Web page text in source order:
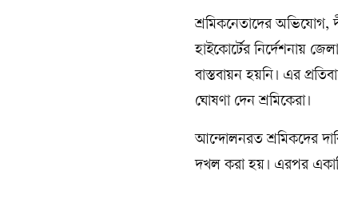
শ্রমিকনেতাদের অভিযোগ,
হাইকোর্টের নির্দেশনায়
বাস্তবায়ন হয়নি। এর
ঘোষণা দেন শ্রমিকেরা।
আন্দোলনরত শ্রমিকদের
দখল করা হয়। এরপর